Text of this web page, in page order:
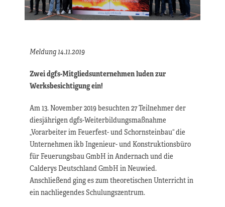
Meldung 14.11.2019
Zwei dgfs-Mitgliedsunternehmen luden zur
Werksbesichtigung ein!
Am 13. November 2019 besuchten 27 Teilnehmer der
diesjährigen dgfs-Weiterbildungsmaßnahme
„Vorarbeiter im Feuerfest- und Schornsteinbau“ die
Unternehmen ikb Ingenieur- und Konstruktionsbüro
für Feuerungsbau GmbH in Andernach und die
Calderys Deutschland GmbH in Neuwied.
Anschließend ging es zum theoretischen Unterricht in
ein nachliegendes Schulungszentrum.